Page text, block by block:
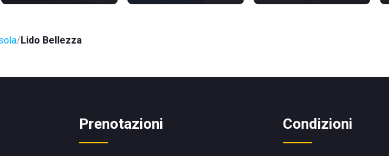
Lido Bellezza
Prenotazioni Condizioni